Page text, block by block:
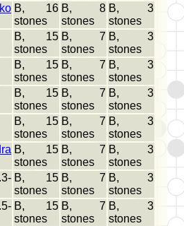
B, 16
stones
B, 8
stones
B, 3
stones
B, 15
stones
B, 7
stones
B, 3
stones
B, 15
stones
B, 7
stones
B, 3
stones
B, 15
stones
B, 7
stones
B, 3
stones
B, 15
stones
B, 7
stones
B, 3
stones
B, 15
stones
B, 7
stones
B, 3
stones
B, 15
stones
B, 7
stones
B, 3
stones
B, 15
stones
B, 7
stones
B, 3
stones